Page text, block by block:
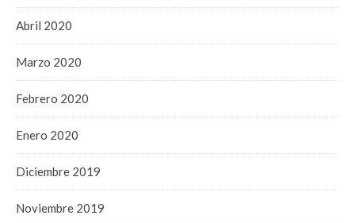
Abril 2020
Marzo 2020
Febrero 2020
Enero 2020
Diciembre 2019
Noviembre 2019